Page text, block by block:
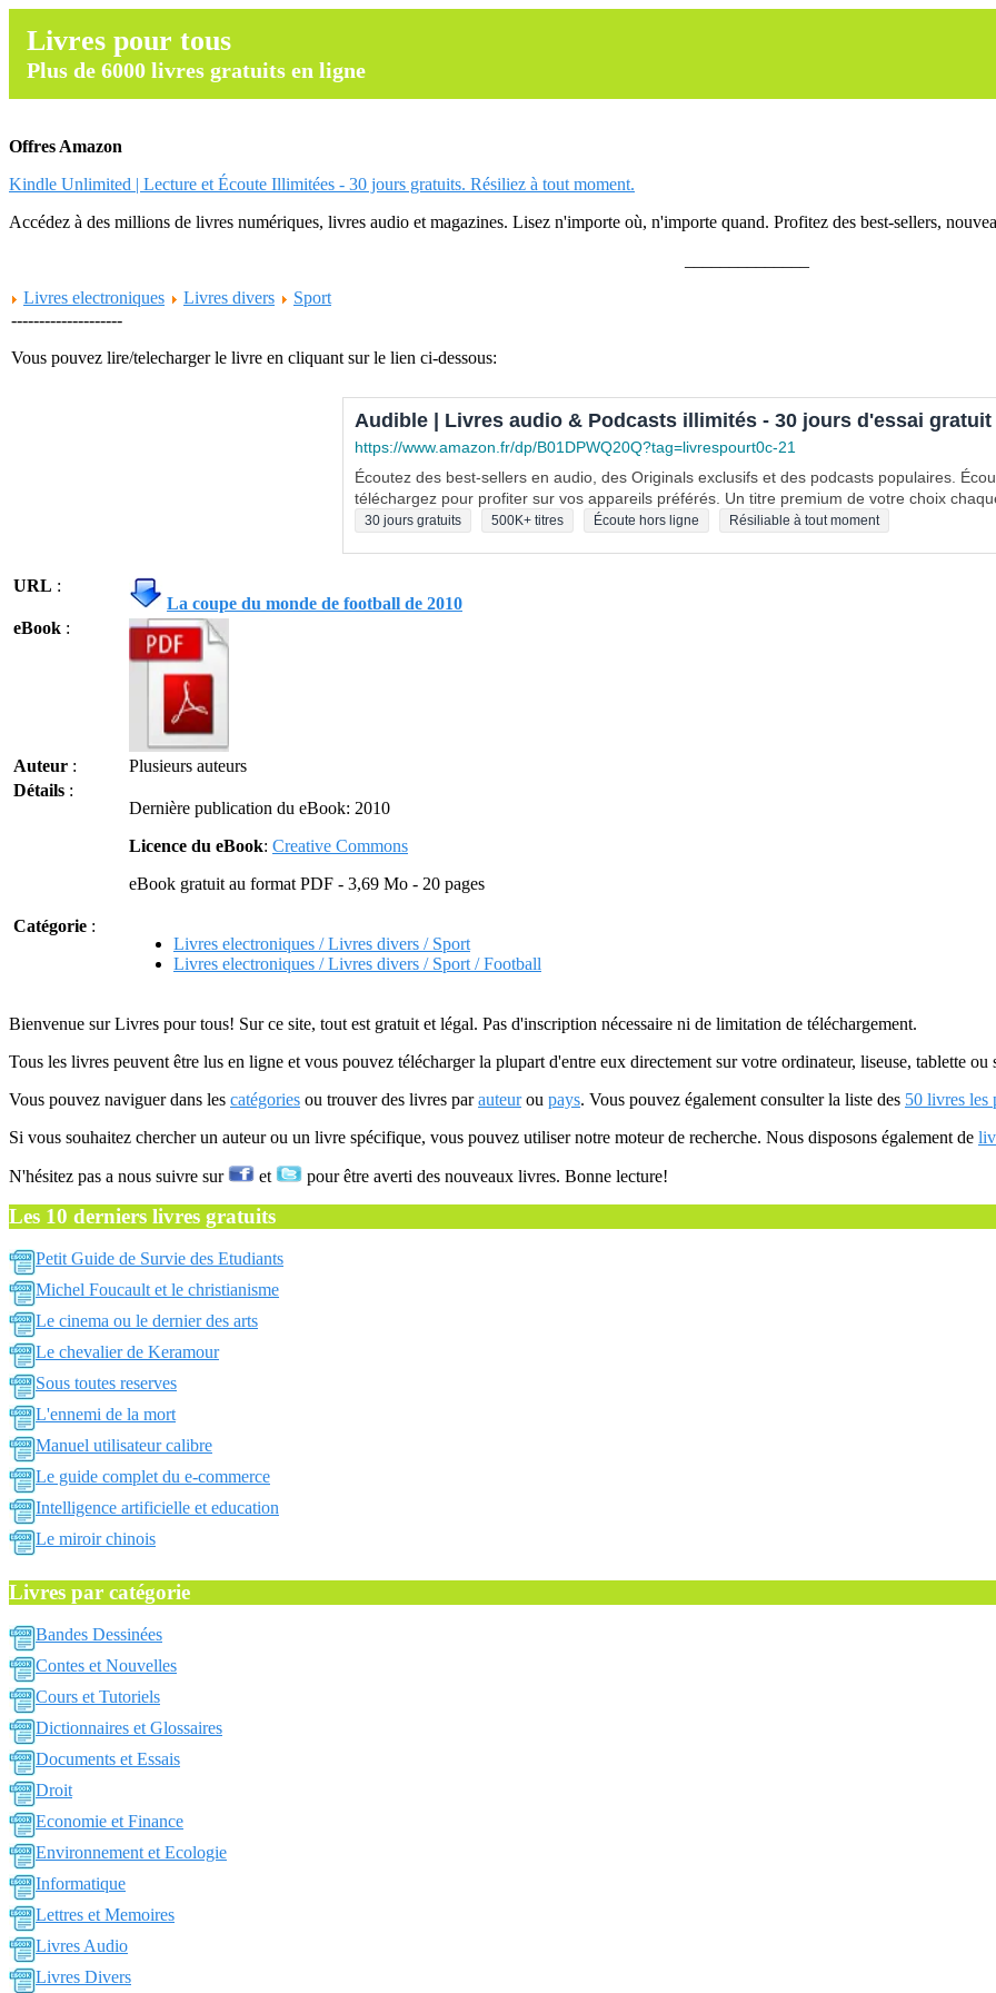
Livres pour tous
Plus de 6000 livres gratuits en ligne
Offres Amazon
Kindle Unlimited | Lecture et Écoute Illimitées - 30 jours gratuits. Résiliez à tout moment.
Accédez à des millions de livres numériques, livres audio et magazines. Lisez n'importe où, n'importe quand. Profitez des best-sellers,
Livres electroniques
Livres divers
Sport
--------------------
Vous pouvez lire/telecharger le livre en cliquant sur le lien ci-dessous:
Audible | Livres audio & Podcasts illimités - 30 jours d'essai gratuit
https://www.amazon.fr/dp/B01DPWQ20Q?tag=livrespourt0c-21
Écoutez des best-sellers en audio, des Originals exclusifs et des podcasts populaires.
téléchargez pour profiter sur vos appareils préférés. Un titre premium de votre choix
30 jours gratuits 500K+ titres Écoute hors ligne Résiliable à tout moment
URL :
La coupe du monde de football de 2010
eBook :
Auteur :
Plusieurs auteurs
Détails :
Dernière publication du eBook: 2010
Licence du eBook: Creative Commons
eBook gratuit au format PDF - 3,69 Mo - 20 pages
Catégorie :
Livres electroniques / Livres divers / Sport
Livres electroniques / Livres divers / Sport / Football
Bienvenue sur Livres pour tous! Sur ce site, tout est gratuit et légal. Pas d'inscription nécessaire ni de limitation de téléchargement.
Tous les livres peuvent être lus en ligne et vous pouvez télécharger la plupart d'entre eux directement sur votre ordinateur, liseuse, tablette ou
Vous pouvez naviguer dans les catégories ou trouver des livres parauteurou pays. Vous pouvez également consulter la liste des 50 livres les
Si vous souhaitez chercher un auteur ou un livre spécifique, vous pouvez utiliser notre moteur de recherche. Nous disposons également de
N'hésitez pas a nous suivre sur et pour être averti des nouveaux livres. Bonne lecture!
Les 10 derniers livres gratuits
Petit Guide de Survie des Etudiants
Michel Foucault et le christianisme
Le cinema ou le dernier des arts
Le chevalier de Keramour
Sous toutes reserves
L'ennemi de la mort
Manuel utilisateur calibre
Le guide complet du e-commerce
Intelligence artificielle et education
Le miroir chinois
Livres par catégorie
Bandes Dessinées
Contes et Nouvelles
Cours et Tutoriels
Dictionnaires et Glossaires
Documents et Essais
Droit
Economie et Finance
Environnement et Ecologie
Informatique
Lettres et Memoires
Livres Audio
Livres Divers